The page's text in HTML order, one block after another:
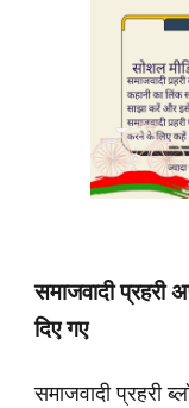
समाजवादी प्रहरी
दिए गए
समाजवादी प्रहरी